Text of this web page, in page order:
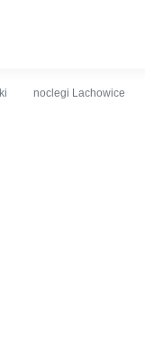
noclegi Lachowice